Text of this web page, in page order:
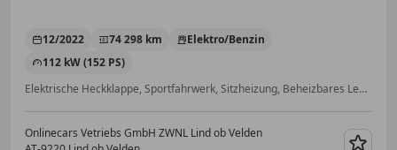
12/2022 74 298 km
Elektro/Benzin
112 kW (152 PS)
Elektrische Heckklappe, Sportfahrwerk, Sitzheizung, Beheizbares Lenkrad, Sportsitze, Sportpaket, Abstandstempomat, Beifahrerairbag
Onlinecars Vetriebs GmbH ZWNL Lind ob Velden